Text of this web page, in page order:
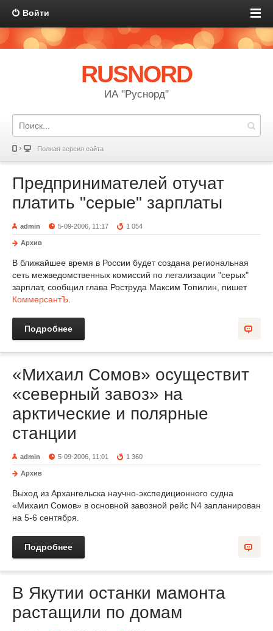
Войти
RUSNORD
ИА "Руснорд"
Полная версия сайта
Предпринимателей отучат
платить "серые" зарплаты
admin 5-09-2006, 11:17 1 054
Архив
В ближайшее время в России будет создана региональная
сеть межведомственных комиссий по легализации "серых"
зарплат, сообщил глава Роструда Максим Топилин, пишет
КоммерсантЪ
Подробнее
«Михаил Сомов» осуществит
«северный завоз» на
арктические и полярные
станции
admin 5-09-2006, 11:01 1 360
Архив
Выход из Архангельска научно-экспедиционного судна
«Михаил Сомов» в основной завозной рейс N4 запланирован
на 5-6 сентября.
Подробнее
В Якутии останки мамонта
растащили по домам